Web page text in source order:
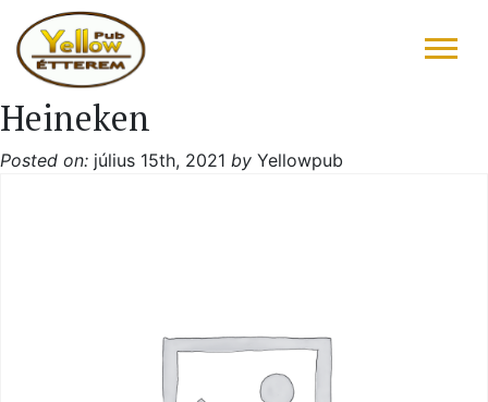
FŐOLDAL
Heineken
Posted on: július 15th, 2021 by Yellowpub